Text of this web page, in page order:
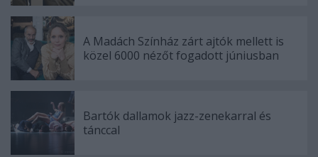
A Madách Színház zárt ajtók mellett is
közel 6000 nézőt fogadott júniusban
Bartók dallamok jazz-zenekarral és
tánccal